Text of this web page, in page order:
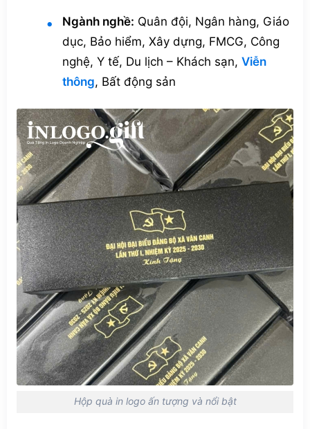
Ngành nghề: Quân đội, Ngân hàng, Giáo
dục, Bảo hiểm, Xây dựng, FMCG, Công
nghệ, Y tế, Du lịch – Khách sạn, Viễn
thông, Bất động sản
Hộp quà in logo ấn tượng và nổi bật